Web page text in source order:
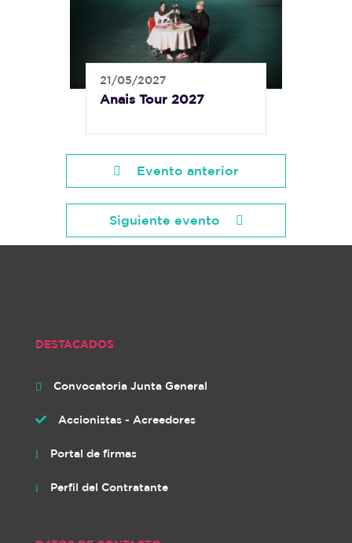
21/05/2027
Anais Tour 2027
Evento anterior
Siguiente evento
DESTACADOS
 Convocatoria Junta General
 Accionistas - Acreedores
l Portal de firmas
i Perfil del Contratante